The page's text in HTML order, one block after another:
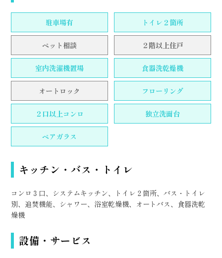
駐車場有 トイレ２箇所
ペット相談 ２階以上住戸
室内洗濯機置場 食器洗乾燥機
オートロック フローリング
２口以上コンロ 独立洗面台
ペアガラス
キッチン・バス・トイレ
コンロ３口、システムキッチン、トイレ２箇所、バス・トイレ
別、追焚機能、シャワー、浴室乾燥機、オートバス、食器洗乾
燥機
設備・サービス